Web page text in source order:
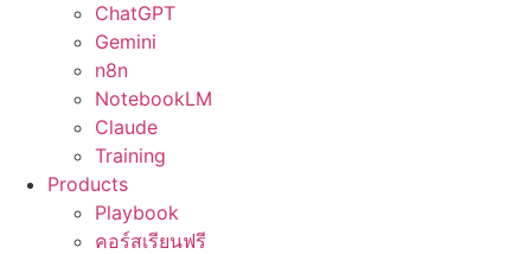
ChatGPT
Gemini
n8n
NotebookLM
Claude
Training
Products
Playbook
คอร์สเรียนฟรี